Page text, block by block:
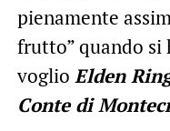
pienamente
frutto” quando si
voglio Elden
Conte di